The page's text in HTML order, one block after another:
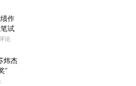
作
试
论
炜杰
”